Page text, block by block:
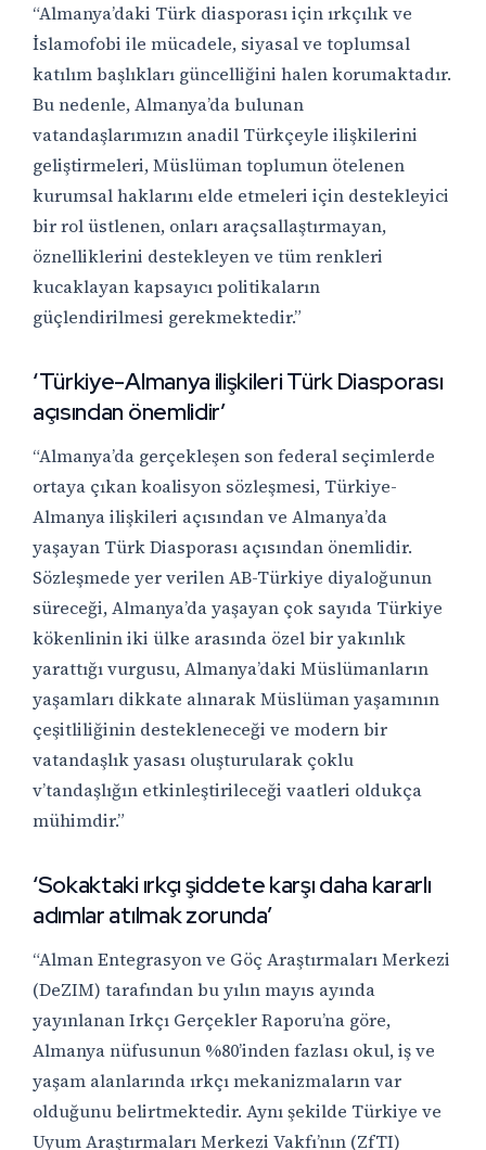
“Almanya’daki Türk diasporası için ırkçılık ve
İslamofobi ile mücadele, siyasal ve toplumsal
katılım başlıkları güncelliğini halen korumaktadır.
Bu nedenle, Almanya’da bulunan
vatandaşlarımızın anadil Türkçeyle ilişkilerini
geliştirmeleri, Müslüman toplumun ötelenen
kurumsal haklarını elde etmeleri için destekleyici
bir rol üstlenen, onları araçsallaştırmayan,
öznelliklerini destekleyen ve tüm renkleri
kucaklayan kapsayıcı politikaların
güçlendirilmesi gerekmektedir.”
‘Türkiye-Almanya ilişkileri Türk Diasporası
açısından önemlidir’
“Almanya’da gerçekleşen son federal seçimlerde
ortaya çıkan koalisyon sözleşmesi, Türkiye-
Almanya ilişkileri açısından ve Almanya’da
yaşayan Türk Diasporası açısından önemlidir.
Sözleşmede yer verilen AB-Türkiye diyaloğunun
süreceği, Almanya’da yaşayan çok sayıda Türkiye
kökenlinin iki ülke arasında özel bir yakınlık
yarattığı vurgusu, Almanya’daki Müslümanların
yaşamları dikkate alınarak Müslüman yaşamının
çeşitliliğinin destekleneceği ve modern bir
vatandaşlık yasası oluşturularak çoklu
v’tandaşlığın etkinleştirileceği vaatleri oldukça
mühimdir.”
‘Sokaktaki ırkçı şiddete karşı daha kararlı
adımlar atılmak zorunda’
“Alman Entegrasyon ve Göç Araştırmaları Merkezi
(DeZIM) tarafından bu yılın mayıs ayında
yayınlanan Irkçı Gerçekler Raporu’na göre,
Almanya nüfusunun %80’inden fazlası okul, iş ve
yaşam alanlarında ırkçı mekanizmaların var
olduğunu belirtmektedir. Aynı şekilde Türkiye ve
Uyum Araştırmaları Merkezi Vakfı’nın (ZfTI)